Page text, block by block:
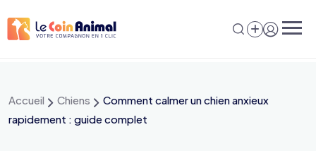
au
Accueil Chiens
Comment calmer un chien anxieux
rapidement : guide complet